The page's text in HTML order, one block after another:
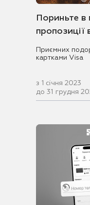
Пориньте в
пропозиції
Приємних
картками Visa
з 1 січня 2023
до 31 грудня